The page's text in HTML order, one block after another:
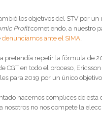
los objetivos del STV por
Profitcometiendo, a nuestro
denunciamos ante el SIMA.
pretendía repetir la fórmula de
CGT en todo el proceso,
para 2019 por un único
hacernos cómplices de esta
nosotros no nos compete la